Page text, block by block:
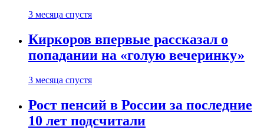
3 месяца спустя
Киркоров впервые рассказал о
попадании на «голую вечеринку»
3 месяца спустя
Рост пенсий в России за последние
10 лет подсчитали